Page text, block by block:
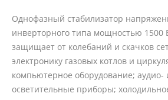
Однофазный стабилизатор
инверторного типа мощностью 1500
защищает от колебаний и скачков
электронику газовых котлов и
компьютерное оборудование; аудио-
осветительные приборы;